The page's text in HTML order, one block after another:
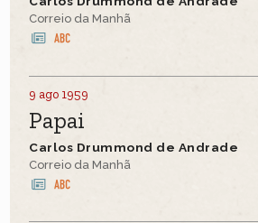
Correio da Manhã
9 ago 1959
Papai
Carlos Drummond de Andrade
Correio da Manhã